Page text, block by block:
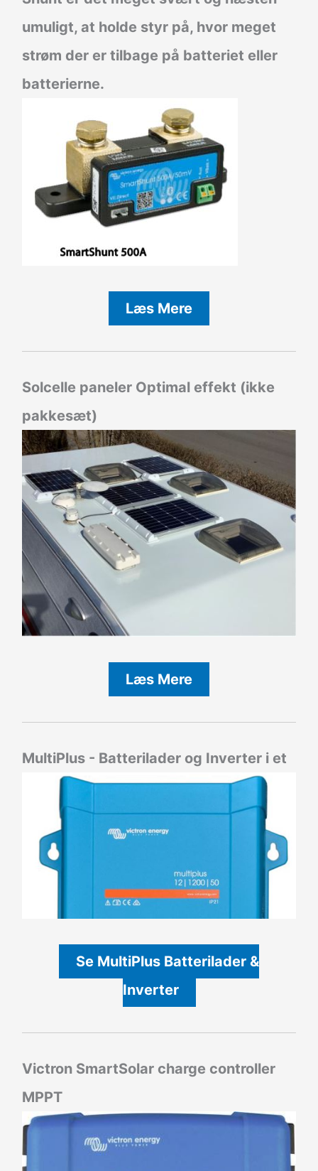
umuligt, at holde styr på, hvor meget
strøm der er tilbage på batteriet eller
batterierne.
Læs Mere
Solcelle paneler Optimal effekt (ikke
pakkesæt)
Læs Mere
MultiPlus - Batterilader og Inverter i et
Se MultiPlus Batterilader &
Inverter
Victron SmartSolar charge controller
MPPT